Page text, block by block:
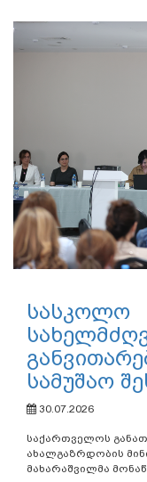
სასკოლო
სამუშაო
30.07.2026
საქართველოს
ახალგაზრდობის
მახარაშვილმა